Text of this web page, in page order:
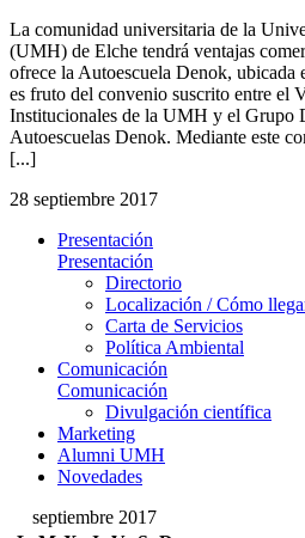
La comunidad universitaria de la
(UMH) de Elche tendrá ventajas
ofrece la Autoescuela Denok, ubicada
es fruto del convenio suscrito entre el
Institucionales de la UMH y el Grupo
Autoescuelas Denok. Mediante este
[...]
28 septiembre 2017
Presentación
Presentación
Directorio
Localización / Cómo
Carta de Servicios
Política Ambiental
Comunicación
Comunicación
Divulgación científica
Marketing
Alumni UMH
Novedades
septiembre 2017